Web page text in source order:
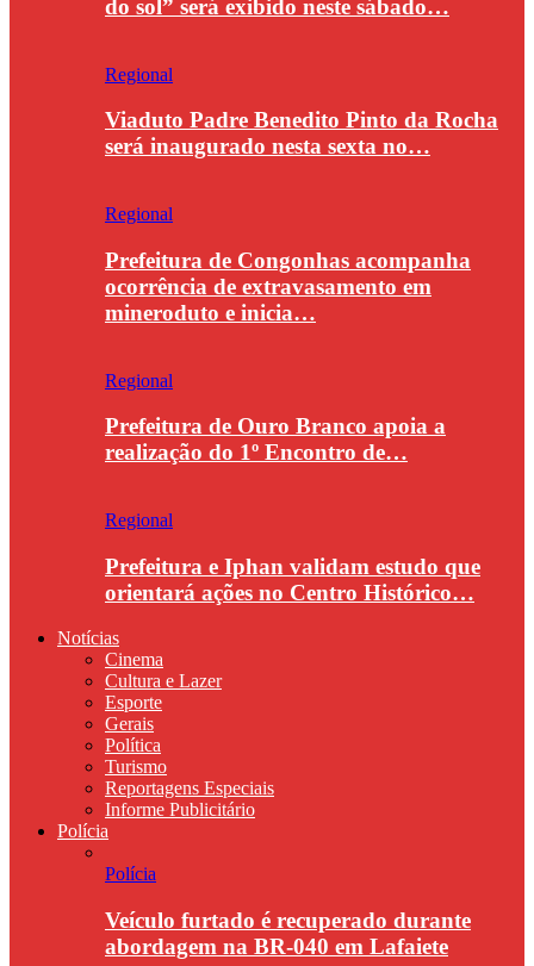
do sol” será exibido neste sábado…
Regional
Viaduto Padre Benedito Pinto da Rocha
será inaugurado nesta sexta no…
Regional
Prefeitura de Congonhas acompanha
ocorrência de extravasamento em
mineroduto e inicia…
Regional
Prefeitura de Ouro Branco apoia a
realização do 1º Encontro de…
Regional
Prefeitura e Iphan validam estudo que
orientará ações no Centro Histórico…
Notícias
Cinema
Cultura e Lazer
Esporte
Gerais
Política
Turismo
Reportagens Especiais
Informe Publicitário
Polícia
Polícia
Veículo furtado é recuperado durante
abordagem na BR-040 em Lafaiete